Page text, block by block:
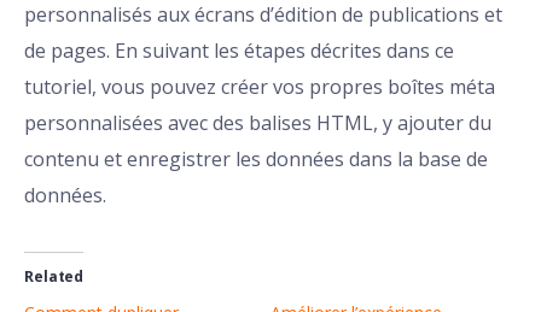
personnalisés aux écrans d’édition de publications et
de pages. En suivant les étapes décrites dans ce
tutoriel, vous pouvez créer vos propres boîtes méta
personnalisées avec des balises HTML, y ajouter du
contenu et enregistrer les données dans la base de
données.
Related